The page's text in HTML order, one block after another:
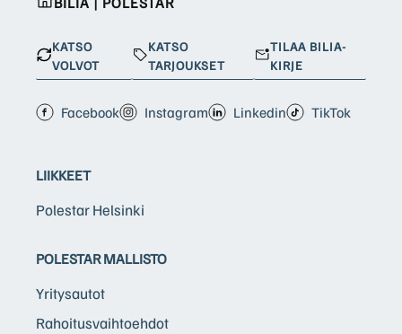
KATSO
VOLVOT
KATSO
TARJOUKSET
TILAA BILIA-
KIRJE
Facebook Instagram Linkedin TikTok
LIIKKEET
Polestar Helsinki
POLESTAR MALLISTO
Yritysautot
Rahoitusvaihtoehdot